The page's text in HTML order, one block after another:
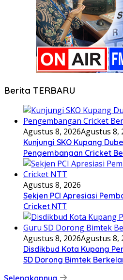
Berita TERBARU
Agustus 8, 2026Agustus 8,
Kunjungi SKO Kupang
Pengembangan Cricket
Agustus 8, 2026
Sekjen PCI Apresiasi
Cricket NTT
Agustus 8, 2026Agustus 8,
Disdikbud Kota Kupang
SD Dorong Bimtek